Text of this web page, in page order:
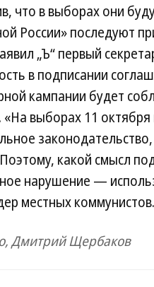
что в выборах они
России» последуют
„Ъ“ первый
в подписании
кампании будет
«На выборах 11
какой смысл
нарушение —
местных коммунистов.
Дмитрий Щербаков